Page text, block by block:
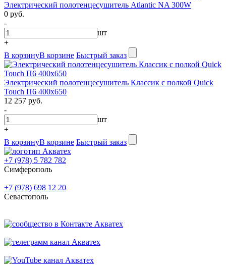
Электрический полотенцесушитель Atlantic NA 300W
0 руб.
-
шт
+
В корзинуВ корзине Быстрый заказ
Электрический полотенцесушитель Классик с полкой Quick
Touch П6 400х650
12 257 руб.
-
шт
+
В корзинуВ корзине Быстрый заказ
+7 (978) 5 782 782
Симферополь
+7 (978) 698 12 20
Севастополь